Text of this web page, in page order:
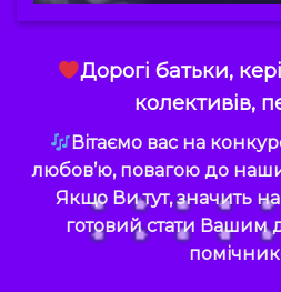
Дорогі батьки,
колективів,
Вітаємо вас на
любов’ю, повагою до
Якщо Ви тут, значить
готовий стати Вашим